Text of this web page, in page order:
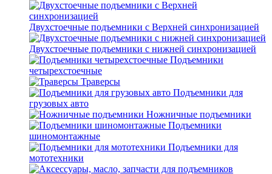
Двухстоечные подъемники с Верхней синхронизацией
Двухстоечные подъемники с нижней синхронизацией
Подъемники
четырехстоечные
Траверсы
Подъемники для
грузовых авто
Ножничные подъемники
Подъемники
шиномонтажные
Подъемники для
мототехники